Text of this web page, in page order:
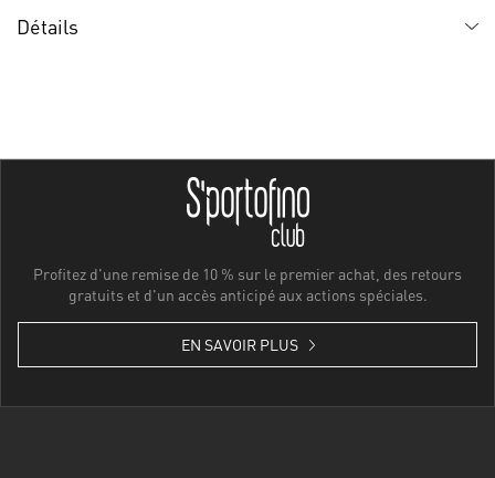
Détails
Profitez d'une remise de 10 % sur le premier achat, des retours
gratuits et d'un accès anticipé aux actions spéciales.
EN SAVOIR PLUS